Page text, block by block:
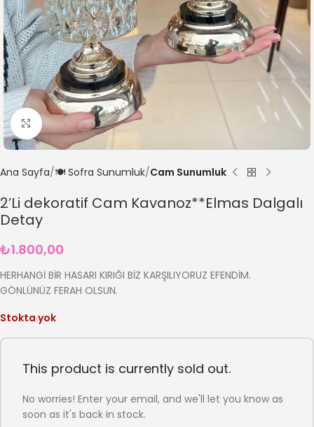
Büyütmek için tıklayın
Ana Sayfa 🍽️ Sofra Sunumluk Cam Sunumluk
2’Li dekoratif Cam Kavanoz**Elmas Dalgalı
Detay
₺1.800,00
HERHANGİ BİR HASARI KIRIĞI BİZ KARŞILIYORUZ EFENDİM.
GÖNLÜNÜZ FERAH OLSUN.
Stokta yok
This product is currently sold out.
No worries! Enter your email, and we'll let you know as
soon as it's back in stock.